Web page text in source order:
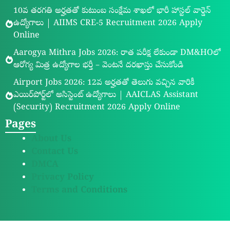
10వ తరగతి అర్హతతో కుటుంబ సంక్షేమ శాఖలో భారీ హాస్టల్ వార్డెన్
ఉద్యోగాలు | AIIMS CRE-5 Recruitment 2026 Apply
Online
Aarogya Mithra Jobs 2026: రాత పరీక్ష లేకుండా DM&HOలో
ఆరోగ్య మిత్ర ఉద్యోగాల భర్తీ – వెంటనే దరఖాస్తు చేసుకోండి
Airport Jobs 2026: 12వ అర్హతతో తెలుగు వచ్చిన వారికీ
ఎయిర్‌పోర్ట్‌లో అసిస్టెంట్ ఉద్యోగాలు | AAICLAS Assistant
(Security) Recruitment 2026 Apply Online
Pages
Privacy Policy
Terms and Conditions